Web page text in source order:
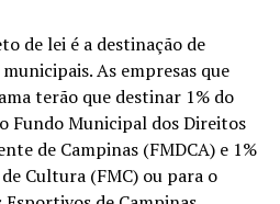
de lei é a destinação de
As empresas que
terão que destinar 1% do
Fundo Municipal dos Direitos
de Campinas (FMDCA) e 1%
Cultura (FMC) ou para o